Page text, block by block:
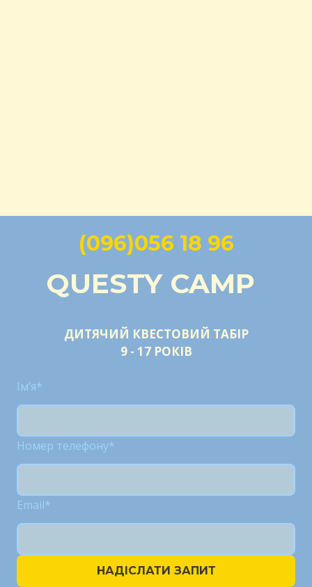
(096)056 18 96
QUESTY CAMP
ДИТЯЧИЙ КВЕСТОВИЙ ТАБІР
9 - 17 РОКІВ
Імʼя*
Номер телефону*
Email*
НАДІСЛАТИ ЗАПИТ